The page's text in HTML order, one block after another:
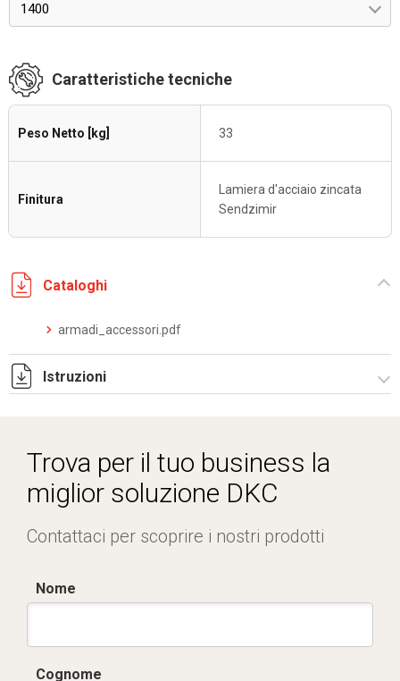
1400
Caratteristiche tecniche
Peso Netto [kg] 33
Finitura
Lamiera d'acciaio zincata
Sendzimir
Cataloghi
armadi_accessori.pdf
Istruzioni
Trova per il tuo business la
miglior soluzione DKC
Contattaci per scoprire i nostri prodotti
Nome
Cognome